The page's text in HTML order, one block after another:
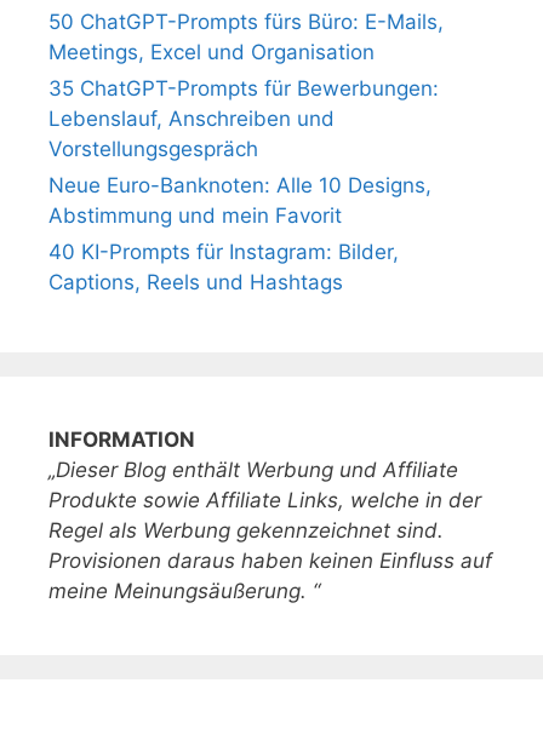
50 ChatGPT-Prompts fürs Büro: E-Mails,
Meetings, Excel und Organisation
35 ChatGPT-Prompts für Bewerbungen:
Lebenslauf, Anschreiben und
Vorstellungsgespräch
Neue Euro-Banknoten: Alle 10 Designs,
Abstimmung und mein Favorit
40 KI-Prompts für Instagram: Bilder,
Captions, Reels und Hashtags
INFORMATION
„Dieser Blog enthält Werbung und Affiliate
Produkte sowie Affiliate Links, welche in der
Regel als Werbung gekennzeichnet sind.
Provisionen daraus haben keinen Einfluss auf
meine Meinungsäußerung. “